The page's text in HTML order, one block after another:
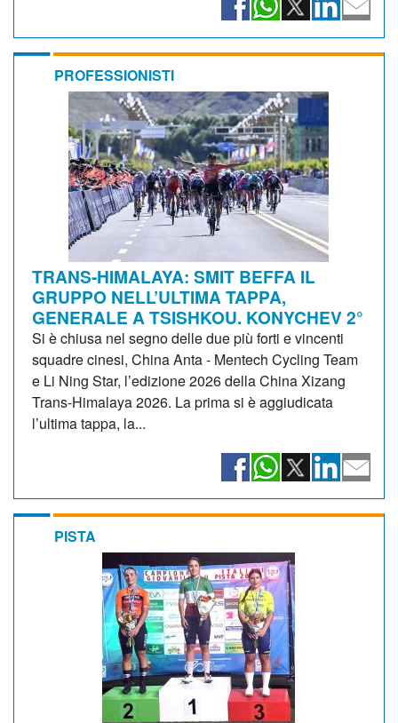
PROFESSIONISTI
TRANS-HIMALAYA: SMIT BEFFA IL
GRUPPO NELL’ULTIMA TAPPA,
GENERALE A TSISHKOU. KONYCHEV 2°
Si è chiusa nel segno delle due più forti e vincenti
squadre cinesi, China Anta - Mentech Cycling Team
e Li Ning Star, l’edizione 2026 della China Xizang
Trans-Himalaya 2026. La prima si è aggiudicata
l’ultima tappa, la...
PISTA